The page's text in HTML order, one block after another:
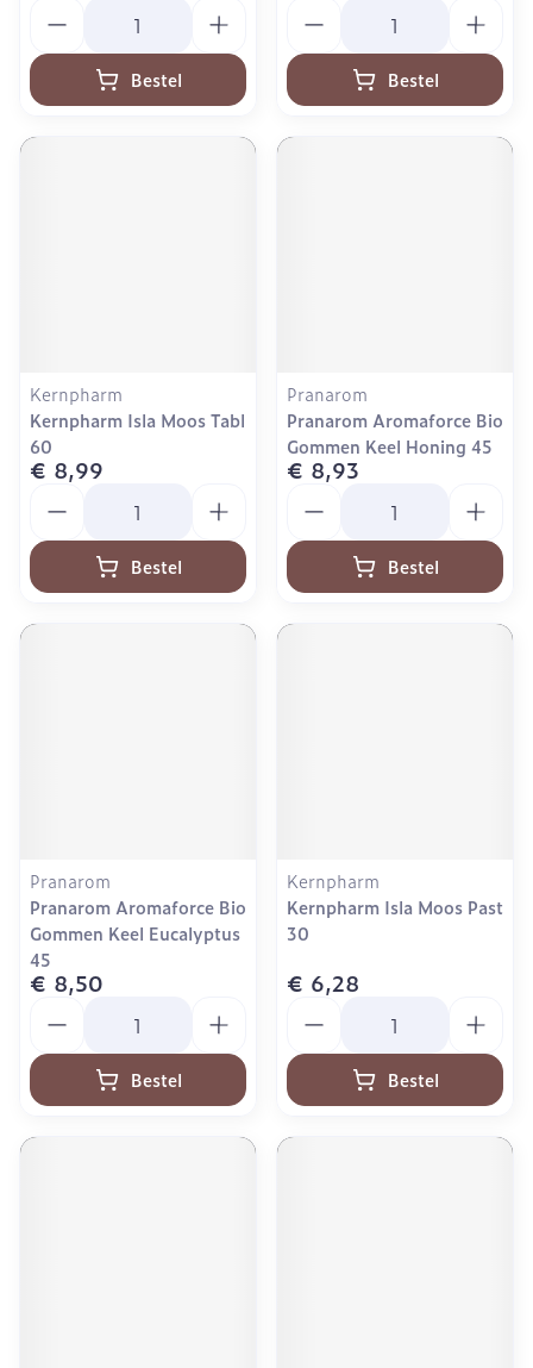
Bestel Bestel
Kernpharm
Kernpharm Isla Moos Tabl
60
€ 8,99
Bestel
Pranarom
Pranarom Aromaforce Bio
Gommen Keel Honing 45
€ 8,93
Bestel
Pranarom
Pranarom Aromaforce Bio
Gommen Keel Eucalyptus
45
€ 8,50
Bestel
Kernpharm
Kernpharm Isla Moos Past
30
€ 6,28
Bestel